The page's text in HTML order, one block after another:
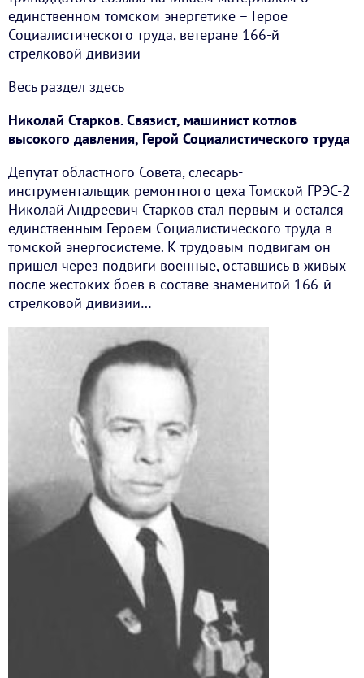
единственном томском энергетике – Герое
Социалистического труда, ветеране 166-й
стрелковой дивизии
Весь раздел здесь
Николай Старков. Связист, машинист котлов
высокого давления, Герой Социалистического труда
Депутат областного Совета, слесарь-
инструментальщик ремонтного цеха Томской ГРЭС-2
Николай Андреевич Старков стал первым и остался
единственным Героем Социалистического труда в
томской энергосистеме. К трудовым подвигам он
пришел через подвиги военные, оставшись в живых
после жестоких боев в составе знаменитой 166-й
стрелковой дивизии…